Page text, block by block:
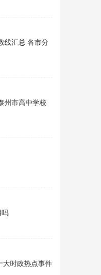
线汇总 各市分
州市高中学校
吗
时政热点事件